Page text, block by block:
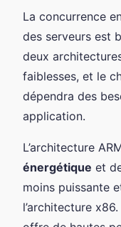
La concurrence
des serveurs est
deux
faiblesses, et le
dépendra des
application.
L’architecture
énergétique et
moins puissante
l’architecture